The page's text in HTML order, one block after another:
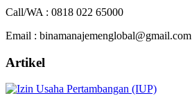
Call/WA : 0818 022 65000
Email : binamanajemenglobal@gmail.com
Artikel